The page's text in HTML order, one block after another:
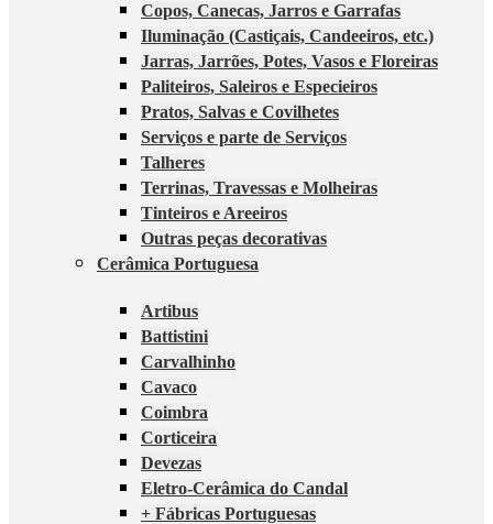
Copos, Canecas, Jarros e Garrafas
Iluminação (Castiçais, Candeeiros, etc.)
Jarras, Jarrões, Potes, Vasos e Floreiras
Paliteiros, Saleiros e Especieiros
Pratos, Salvas e Covilhetes
Serviços e parte de Serviços
Talheres
Terrinas, Travessas e Molheiras
Tinteiros e Areeiros
Outras peças decorativas
Cerâmica Portuguesa
Artibus
Battistini
Carvalhinho
Cavaco
Coimbra
Corticeira
Devezas
Eletro-Cerâmica do Candal
+ Fábricas Portuguesas